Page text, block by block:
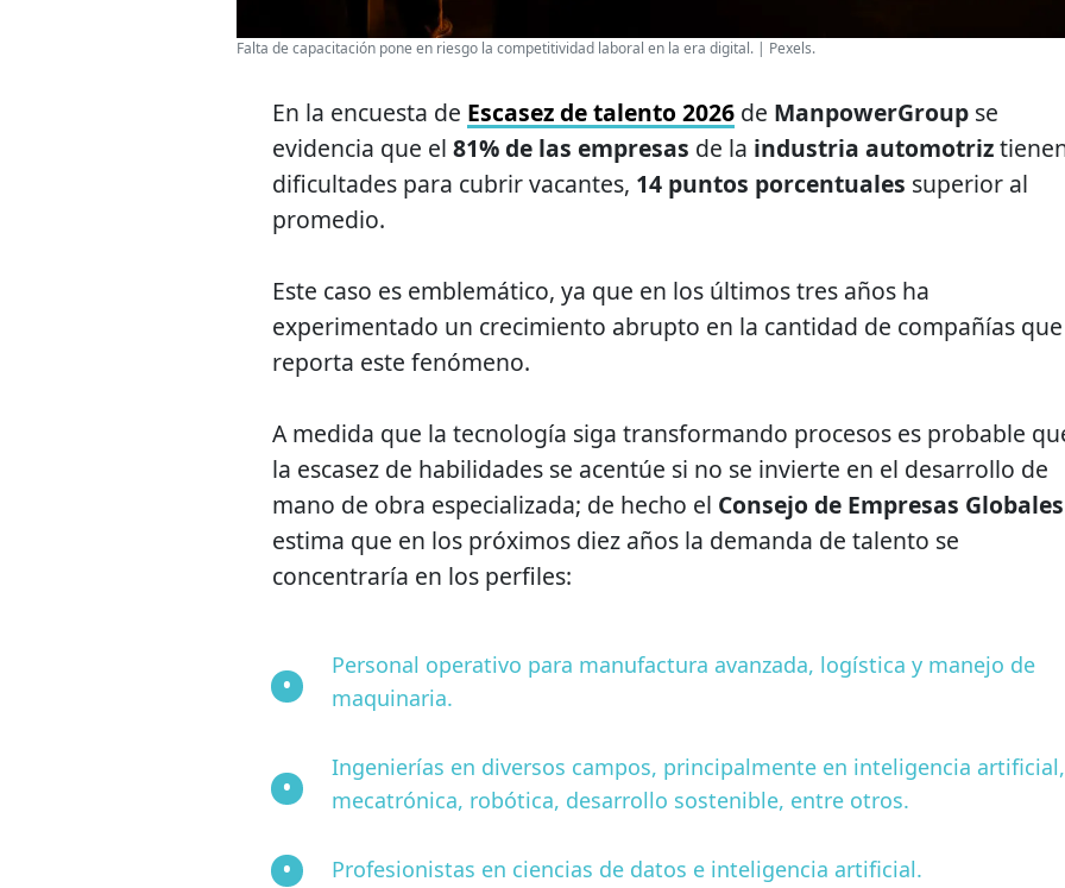
Falta de capacitación pone en riesgo la competitividad laboral en la era digital. | Pexels.
En la encuesta de Escasez de talento 2026 de ManpowerGroup se
evidencia que el 81% de las empresas de la industria automotriz
dificultades para cubrir vacantes, 14 puntos porcentuales superior al
promedio.
Este caso es emblemático, ya que en los últimos tres años ha
experimentado un crecimiento abrupto en la cantidad de compañías que
reporta este fenómeno.
A medida que la tecnología siga transformando procesos es probable
la escasez de habilidades se acentúe si no se invierte en el desarrollo de
mano de obra especializada; de hecho el Consejo de Empresas Globales
estima que en los próximos diez años la demanda de talento se
concentraría en los perfiles:
Personal operativo para manufactura avanzada, logística y manejo de
maquinaria.
Ingenierías en diversos campos, principalmente en inteligencia artificial,
mecatrónica, robótica, desarrollo sostenible, entre otros.
Profesionistas en ciencias de datos e inteligencia artificial.